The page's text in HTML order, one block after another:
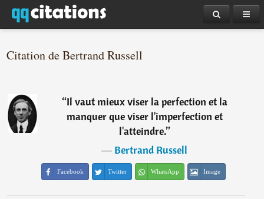
Citation de Bertrand Russell
“Il vaut mieux viser la perfection et la
manquer que viser l'imperfection et
l'atteindre.”
―Bertrand Russell
Facebook Twitter WhatsApp Image